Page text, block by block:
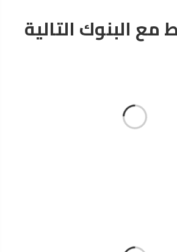
مع البنوك التالية